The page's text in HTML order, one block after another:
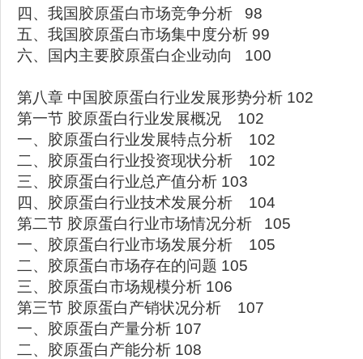
四、我国胶原蛋白市场竞争分析 98
五、我国胶原蛋白市场集中度分析 99
六、国内主要胶原蛋白企业动向 100
第八章 中国胶原蛋白行业发展形势分析 102
第一节 胶原蛋白行业发展概况 102
一、胶原蛋白行业发展特点分析 102
二、胶原蛋白行业投资现状分析 102
三、胶原蛋白行业总产值分析 103
四、胶原蛋白行业技术发展分析 104
第二节 胶原蛋白行业市场情况分析 105
一、胶原蛋白行业市场发展分析 105
二、胶原蛋白市场存在的问题 105
三、胶原蛋白市场规模分析 106
第三节 胶原蛋白产销状况分析 107
一、胶原蛋白产量分析 107
二、胶原蛋白产能分析 108